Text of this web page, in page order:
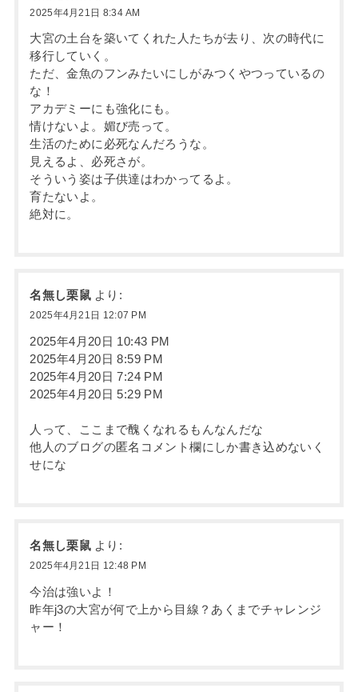
2025年4月21日 8:34 AM
大宮の土台を築いてくれた人たちが去り、次の時代に
移行していく。
ただ、金魚のフンみたいにしがみつくやつっているの
な！
アカデミーにも強化にも。
情けないよ。媚び売って。
生活のために必死なんだろうな。
見えるよ、必死さが。
そういう姿は子供達はわかってるよ。
育たないよ。
絶対に。
名無し栗鼠 より:
2025年4月21日 12:07 PM
2025年4月20日 10:43 PM
2025年4月20日 8:59 PM
2025年4月20日 7:24 PM
2025年4月20日 5:29 PM
人って、ここまで醜くなれるもんなんだな
他人のブログの匿名コメント欄にしか書き込めないく
せにな
名無し栗鼠 より:
2025年4月21日 12:48 PM
今治は強いよ！
昨年j3の大宮が何で上から目線？あくまでチャレンジ
ャー！